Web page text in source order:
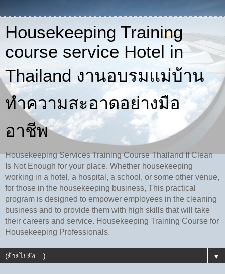
Housekeeping Training
course service Hotel in
Thailand งานอบรมแม่บ้าน
ทำความสะอาดอย่างมือ
อาชีพ
Housekeeping Services Training Course Thailand If Clean
Is Not Enough for your place. Whether housekeeping
working in a hotel, a hospital, a school, or some other venue,
for those in the housekeeping business, This practical
program is designed to empower employees in the cleaning
business and to provide them with high skills that will take
their careers and service. Housekeeping Training Course for
Housekeeping Professionals.
▼